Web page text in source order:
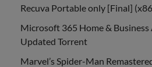
Recuva Portable only [Final]
Microsoft 365 Home &
Updated Torrent
Marvel’s Spider-Man